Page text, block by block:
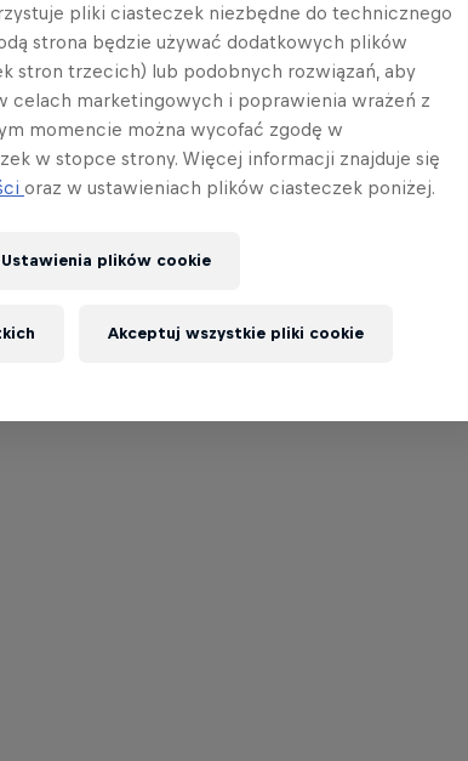
pliki ciasteczek niezbędne do technicznego
strona będzie używać dodatkowych plików
stron trzecich) lub podobnych rozwiązań, aby
celach marketingowych i poprawienia wrażeń z
momencie można wycofać zgodę w
w stopce strony. Więcej informacji znajduje się
oraz w ustawieniach plików ciasteczek poniżej.
Ustawienia plików cookie
Akceptuj wszystkie pliki cookie